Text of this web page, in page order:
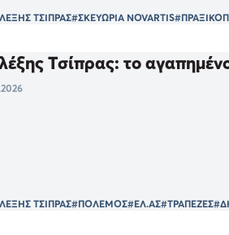
ΤΣΙΠΡΑΣ#ΣΚΕΥΩΡΙΑ NOVARTIS
Τσίπρας: το
ΤΣΙΠΡΑΣ#ΠΟΛΕΜΟΣ#ΕΛ.ΑΣ#ΤΡΑΠΕΖΕΣ